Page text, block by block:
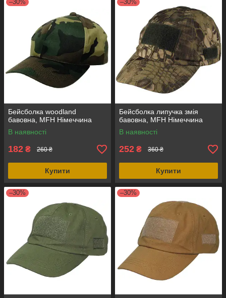
–30%
Бейсболка woodland
бавовна, MFH Німеччина
В наявності
182 ₴ 260 ₴
Купити
–30%
Бейсболка липучка змія
бавовна, MFH Німеччина
В наявності
252 ₴ 360 ₴
Купити
–30% –30%